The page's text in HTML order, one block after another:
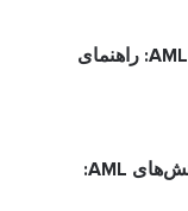
سیاست‌ها و رویه‌های AML: راهنمای
قوانین نظارت بر تراکنش‌های AML: